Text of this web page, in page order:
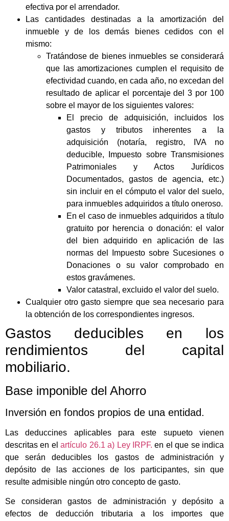
efectiva por el arrendador.
Las cantidades destinadas a la amortización del
inmueble y de los demás bienes cedidos con el
mismo:
Tratándose de bienes inmuebles se considerará
que las amortizaciones cumplen el requisito de
efectividad cuando, en cada año, no excedan del
resultado de aplicar el porcentaje del 3 por 100
sobre el mayor de los siguientes valores:
El precio de adquisición, incluidos los
gastos y tributos inherentes a la
adquisición (notaría, registro, IVA no
deducible, Impuesto sobre Transmisiones
Patrimoniales y Actos Jurídicos
Documentados, gastos de agencia, etc.)
sin incluir en el cómputo el valor del suelo,
para inmuebles adquiridos a título oneroso.
En el caso de inmuebles adquiridos a título
gratuito por herencia o donación: el valor
del bien adquirido en aplicación de las
normas del Impuesto sobre Sucesiones o
Donaciones o su valor comprobado en
estos gravámenes.
Valor catastral, excluido el valor del suelo.
Cualquier otro gasto siempre que sea necesario para
la obtención de los correspondientes ingresos.
Gastos deducibles en los
rendimientos del capital
mobiliario.
Base imponible del Ahorro
Inversión en fondos propios de una entidad.
Las deduccines aplicables para este supueto vienen
descritas en elartículo 26.1 a) Ley IRPF.en el que se indica
que serán deducibles los gastos de administración y
depósito de las acciones de los participantes, sin que
resulte admisible ningún otro concepto de gasto.
Se consideran gastos de administración y depósito a
efectos de deducción tributaria a los importes que